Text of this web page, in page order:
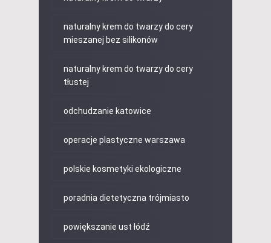
naturalny krem do twarzy do cery
mieszanej bez silikonów
naturalny krem do twarzy do cery
tłustej
odchudzanie katowice
operacje plastyczne warszawa
polskie kosmetyki ekologiczne
poradnia dietetyczna trójmiasto
powiększanie ust łódź